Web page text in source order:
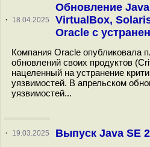
· 18.04.2025
Обновление Java
VirtualBox,
Oracle с
Компания Oracle опубликовала
обновлений своих продуктов
нацеленный на устранение
уязвимостей. В апрельском
уязвимостей...
· 19.03.2025 Выпуск Java SE